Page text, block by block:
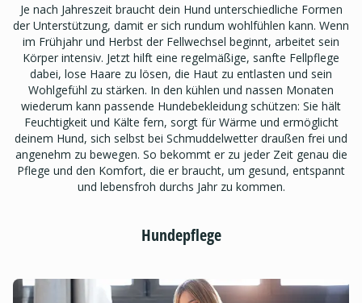
Je nach Jahreszeit braucht dein Hund unterschiedliche Formen
der Unterstützung, damit er sich rundum wohlfühlen kann. Wenn
im Frühjahr und Herbst der Fellwechsel beginnt, arbeitet sein
Körper intensiv. Jetzt hilft eine regelmäßige, sanfte Fellpflege
dabei, lose Haare zu lösen, die Haut zu entlasten und sein
Wohlgefühl zu stärken. In den kühlen und nassen Monaten
wiederum kann passende Hundebekleidung schützen: Sie hält
Feuchtigkeit und Kälte fern, sorgt für Wärme und ermöglicht
deinem Hund, sich selbst bei Schmuddelwetter draußen frei und
angenehm zu bewegen. So bekommt er zu jeder Zeit genau die
Pflege und den Komfort, die er braucht, um gesund, entspannt
und lebensfroh durchs Jahr zu kommen.
Hundepflege